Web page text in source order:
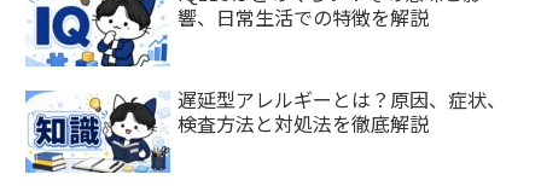
響、日常生活での特徴を解説
遅延型アレルギーとは？原因、症状、
検査方法と対処法を徹底解説